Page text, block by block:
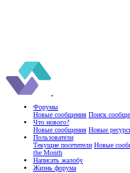
Форумы
Новые сообщения Поиск
Что нового?
Новые сообщения Новые
Пользователи
Текущие посетители Новые
the Month
Написать жалобу
Жизнь форума